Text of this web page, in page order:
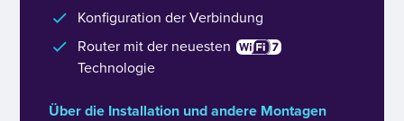
Konfiguration der Verbindung
Router mit der neuesten
Technologie
Über die Installation und andere Montagen